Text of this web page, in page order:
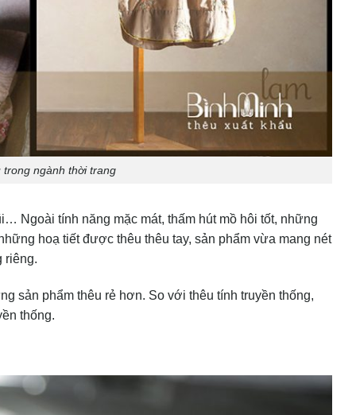
ngành thời trang
Ngoài tính năng mặc mát, thấm hút mồ hôi tốt, những
hoạ tiết được thêu thêu tay, sản phẩm vừa mang nét
riêng.
sản phẩm thêu rẻ hơn. So với thêu tính truyền thống,
thống.